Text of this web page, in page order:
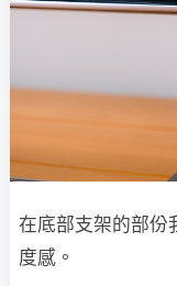
在底部支架的部份
度感。